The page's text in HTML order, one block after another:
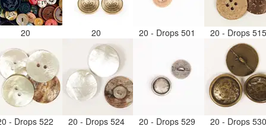
20 20 20 - Drops 501 20 - Drops
- Drops 522 20 - Drops 524 20 - Drops 529 20 - Drops